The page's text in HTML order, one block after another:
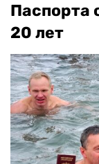
Паспорта
20 лет